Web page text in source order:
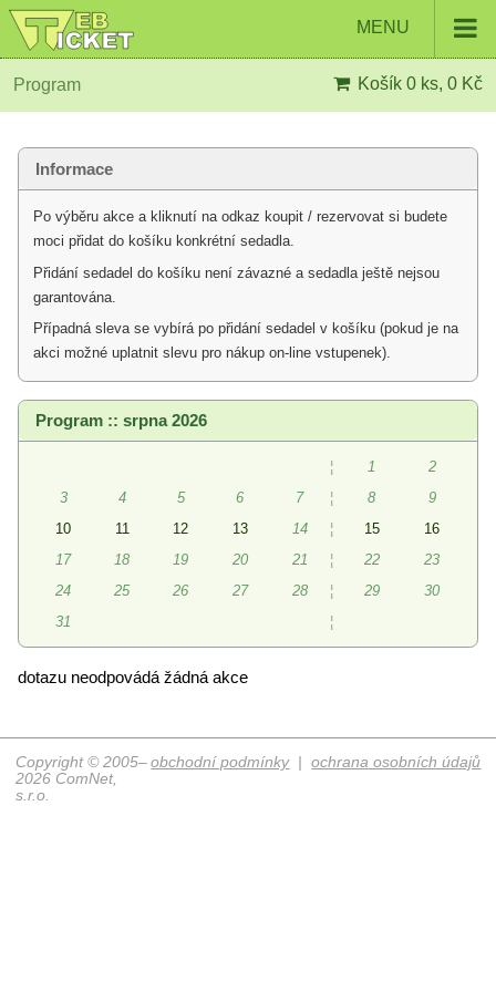
MENU
Program Košík 0 ks, 0 Kč
Informace
Po výběru akce a kliknutí na odkaz koupit / rezervovat si budete
moci přidat do košíku konkrétní sedadla.
Přidání sedadel do košíku není závazné a sedadla ještě nejsou
garantována.
Případná sleva se vybírá po přidání sedadel v košíku (pokud je na
akci možné uplatnit slevu pro nákup on-line vstupenek).
Program :: srpna 2026
¦ 1
2
3
4 5 6 7 ¦ 8
9
10
11 12 13 14 ¦ 15
16
17
18 19 20 21 ¦ 22
23
24
25 26 27 28 ¦ 29
30
31
¦
dotazu neodpovádá žádná akce
obchodní podmínky|ochrana osobních údajů
Copyright © 2005–
2026 ComNet,
s.r.o.